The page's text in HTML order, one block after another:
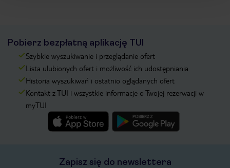
Pobierz bezpłatną aplikację TUI
Szybkie wyszukiwanie i przeglądanie ofert
Lista ulubionych ofert i możliwość ich udostępniania
Historia wyszukiwań i ostatnio oglądanych ofert
Kontakt z TUI i wszystkie informacje o Twojej rezerwacji w
myTUI
Zapisz się do newslettera